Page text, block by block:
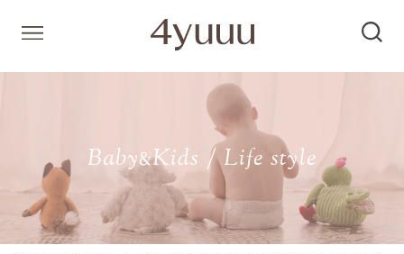
Baby&Kids / Life style